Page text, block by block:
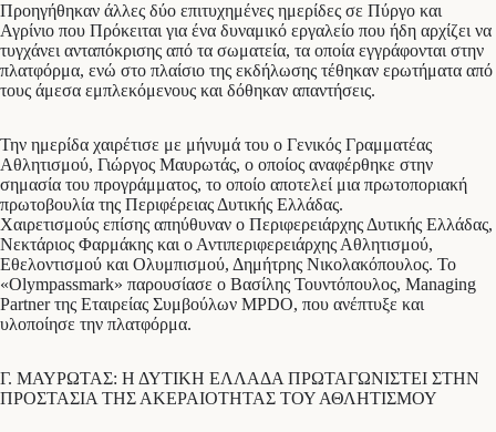
Προηγήθηκαν άλλες δύο επιτυχημένες ημερίδες σε Πύργο και
Αγρίνιο που Πρόκειται για ένα δυναμικό εργαλείο που ήδη αρχίζει να
τυγχάνει ανταπόκρισης από τα σωματεία, τα οποία εγγράφονται στην
πλατφόρμα, ενώ στο πλαίσιο της εκδήλωσης τέθηκαν ερωτήματα από
τους άμεσα εμπλεκόμενους και δόθηκαν απαντήσεις.
Την ημερίδα χαιρέτισε με μήνυμά του ο Γενικός Γραμματέας
Αθλητισμού, Γιώργος Μαυρωτάς, ο οποίος αναφέρθηκε στην
σημασία του προγράμματος, το οποίο αποτελεί μια πρωτοποριακή
πρωτοβουλία της Περιφέρειας Δυτικής Ελλάδας.
Χαιρετισμούς επίσης απηύθυναν ο Περιφερειάρχης Δυτικής Ελλάδας,
Νεκτάριος Φαρμάκης και ο Αντιπεριφερειάρχης Αθλητισμού,
Εθελοντισμού και Ολυμπισμού, Δημήτρης Νικολακόπουλος. Το
«Olympassmark» παρουσίασε ο Βασίλης Τουντόπουλος, Managing
Partner της Εταιρείας Συμβούλων MPDO, που ανέπτυξε και
υλοποίησε την πλατφόρμα.
Γ. ΜΑΥΡΩΤΑΣ: Η ΔΥΤΙΚΗ ΕΛΛΑΔΑ ΠΡΩΤΑΓΩΝΙΣΤΕΙ ΣΤΗΝ
ΠΡΟΣΤΑΣΙΑ ΤΗΣ ΑΚΕΡΑΙΟΤΗΤΑΣ ΤΟΥ ΑΘΛΗΤΙΣΜΟΥ